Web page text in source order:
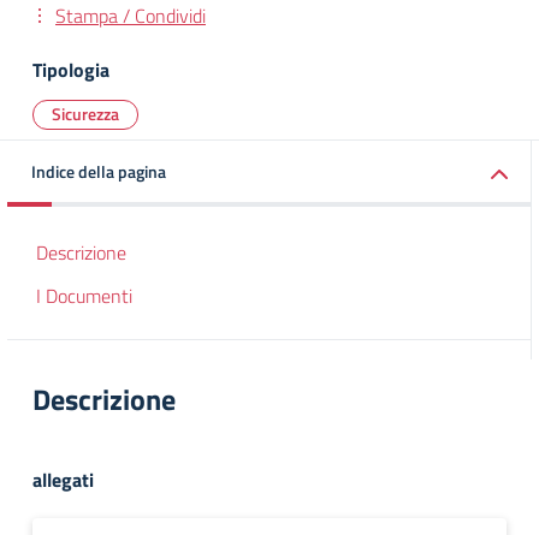
Stampa / Condividi
Tipologia
Sicurezza
Indice della pagina
Descrizione
I Documenti
Descrizione
allegati